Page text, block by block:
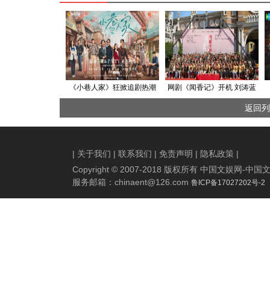
《小巷人家》狂掀追剧热潮
代
网剧《闻香记》开机 刘涛蓝
盈莹开启民国“她力量”深度爽
剧
返回
| 关于我们 | 联系我们 | 免责声明 | 隐私政策 |
Copyright © 2007-2018 版权所有 中国文娱网-中国
服务邮箱： chinaent@126.com 鲁ICP备17027202号-2